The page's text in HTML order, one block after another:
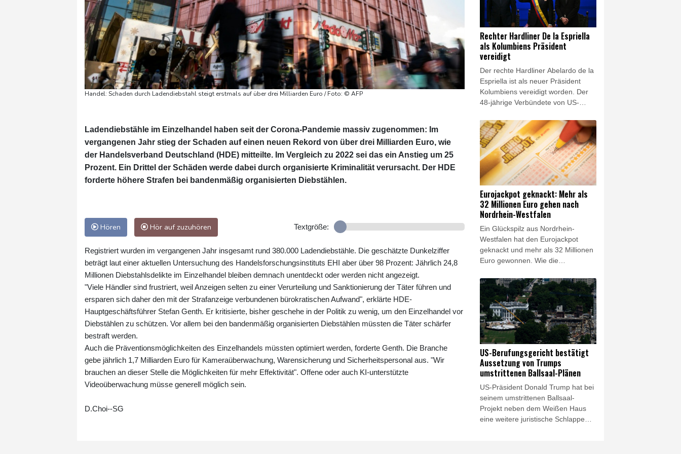
Handel: Schaden durch Ladendiebstahl steigt erstmals auf über drei Milliarden Euro / Foto: © AFP
Ladendiebstähle im Einzelhandel haben seit der Corona-Pandemie massiv zugenommen: Im
vergangenen Jahr stieg der Schaden auf einen neuen Rekord von über drei Milliarden Euro, wie
der Handelsverband Deutschland (HDE) mitteilte. Im Vergleich zu 2022 sei das ein Anstieg um 25
Prozent. Ein Drittel der Schäden werde dabei durch organisierte Kriminalität verursacht. Der HDE
forderte höhere Strafen bei bandenmäßig organisierten Diebstählen.
Hören Hör auf zuzuhören Textgröße:
Registriert wurden im vergangenen Jahr insgesamt rund 380.000 Ladendiebstähle. Die geschätzte Dunkelziffer
beträgt laut einer aktuellen Untersuchung des Handelsforschungsinstituts EHI aber über 98 Prozent: Jährlich 24,8
Millionen Diebstahlsdelikte im Einzelhandel bleiben demnach unentdeckt oder werden nicht angezeigt.
"Viele Händler sind frustriert, weil Anzeigen selten zu einer Verurteilung und Sanktionierung der Täter führen und
ersparen sich daher den mit der Strafanzeige verbundenen bürokratischen Aufwand", erklärte HDE-
Hauptgeschäftsführer Stefan Genth. Er kritisierte, bisher geschehe in der Politik zu wenig, um den Einzelhandel vor
Diebstählen zu schützen. Vor allem bei den bandenmäßig organisierten Diebstählen müssten die Täter schärfer
bestraft werden.
Auch die Präventionsmöglichkeiten des Einzelhandels müssten optimiert werden, forderte Genth. Die Branche
gebe jährlich 1,7 Milliarden Euro für Kameraüberwachung, Warensicherung und Sicherheitspersonal aus. "Wir
brauchen an dieser Stelle die Möglichkeiten für mehr Effektivität". Offene oder auch KI-unterstützte
Videoüberwachung müsse generell möglich sein.
D.Choi--SG
jetzt durch hunderte oder tausende
Lkw-Fahrten zu ersetzen", sagte
der BUND-Chef Olaf Bandt der
"Rheinischen Post"
(Samstagsausgabe). Dies werde
"Menschen und Klima" belasten.
Rechter Hardliner De la Espriella
als Kolumbiens Präsident
vereidigt
Der rechte Hardliner Abelardo de la
Espriella ist als neuer Präsident
Kolumbiens vereidigt worden. Der
48-jährige Verbündete von US-
Freitag in der
südwestkolumbianischen Großstadt
Cali den Amtseid ab und trat damit
die Nachfolge des linken
Präsidenten Gustavo Petro an. De
la Espriella will unter anderem den
Kampf gegen Guerillagruppen und
den Drogenhandel im Land deutlich
verschärfen und die Beziehungen
zu den USA wieder ausbauen.
Eurojackpot geknackt: Mehr als
32 Millionen Euro gehen nach
Nordrhein-Westfalen
Ein Glückspilz aus Nordrhein-
Westfalen hat den Eurojackpot
geknackt und mehr als 32 Millionen
Euro gewonnen. Wie die
mitteilte, bekommt die Gewinnerin
oder der Gewinner 32.658.025
Euro. Die richtigen Gewinnzahlen
lauteten eins, drei, sechs, 13 und
23, mit den Eurozahlen fünf und
sieben.
US-Berufungsgericht bestätigt
Aussetzung von Trumps
umstrittenen Ballsaal-Plänen
US-Präsident Donald Trump hat bei
seinem umstrittenen Ballsaal-
Projekt neben dem Weißen Haus
eine weitere juristische Schlappe